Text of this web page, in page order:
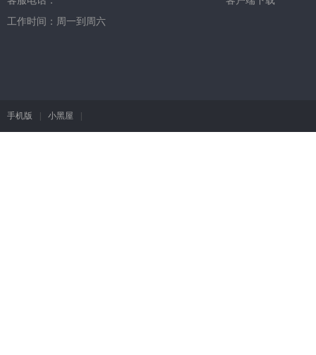
工作时间：周一到周六
手机版 | 小黑屋 |